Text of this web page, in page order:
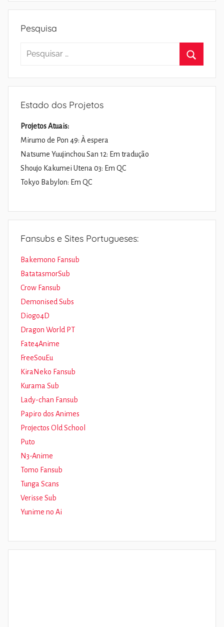
Pesquisa
Pesquisar
Estado dos Projetos
Projetos Atuais:
Mirumo de Pon 49: À espera
Natsume Yuujinchou San 12: Em tradução
Shoujo Kakumei Utena 03: Em QC
Tokyo Babylon: Em QC
Fansubs e Sites Portugueses:
Bakemono Fansub
BatatasmorSub
Crow Fansub
Demonised Subs
Diogo4D
Dragon World PT
Fate4Anime
FreeSouEu
KiraNeko Fansub
Kurama Sub
Lady-chan Fansub
Papiro dos Animes
Projectos Old School
Puto
N3-Anime
Tomo Fansub
Tunga Scans
Verisse Sub
Yunime no Ai